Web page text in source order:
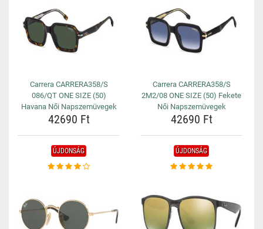
Carrera CARRERA358/S
086/QT ONE SIZE (50)
Havana Női Napszemüvegek
42690 Ft
Carrera CARRERA358/S
2M2/08 ONE SIZE (50) Fekete
Női Napszemüvegek
42690 Ft
ÚJDONSÁG ÚJDONSÁG